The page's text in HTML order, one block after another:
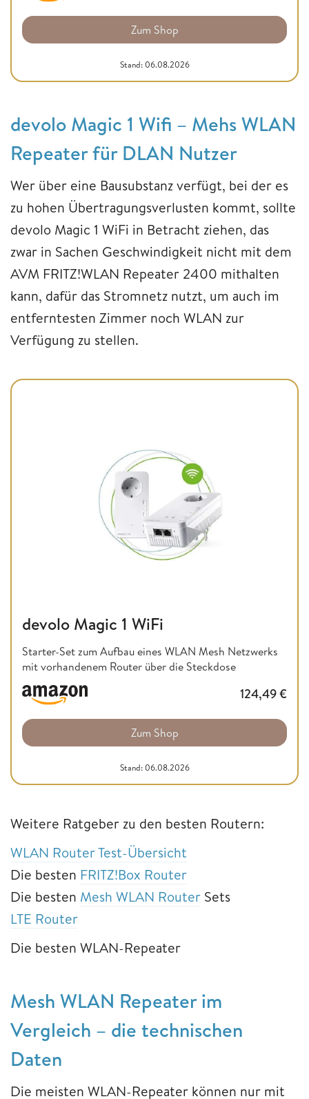
Zum Shop
Stand: 06.08.2026
devolo Magic 1 Wifi – Mehs WLAN
Repeater für DLAN Nutzer
Wer über eine Bausubstanz verfügt, bei der es
zu hohen Übertragungsverlusten kommt, sollte
devolo Magic 1 WiFi in Betracht ziehen, das
zwar in Sachen Geschwindigkeit nicht mit dem
AVM FRITZ!WLAN Repeater 2400 mithalten
kann, dafür das Stromnetz nutzt, um auch im
entferntesten Zimmer noch WLAN zur
Verfügung zu stellen.
devolo Magic 1 WiFi
Starter-Set zum Aufbau eines WLAN Mesh Netzwerks
mit vorhandenem Router über die Steckdose
124,49€
Zum Shop
Stand: 06.08.2026
Weitere Ratgeber zu den besten Routern:
WLAN Router Test-Übersicht
Die besten FRITZ!Box Router
Die besten Mesh WLAN Router Sets
LTE Router
Die besten WLAN-Repeater
Mesh WLAN Repeater im
Vergleich – die technischen
Daten
Die meisten WLAN-Repeater können nur mit